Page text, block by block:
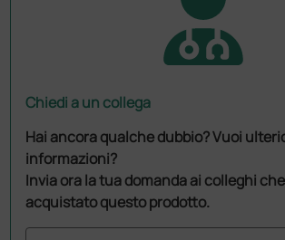
Chiedi a un collega
Hai ancora qualche dubbio? Vuoi
informazioni?
Invia ora la tua domanda ai colleghi
acquistato questo prodotto.